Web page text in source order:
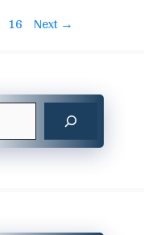
Page
16 Next →